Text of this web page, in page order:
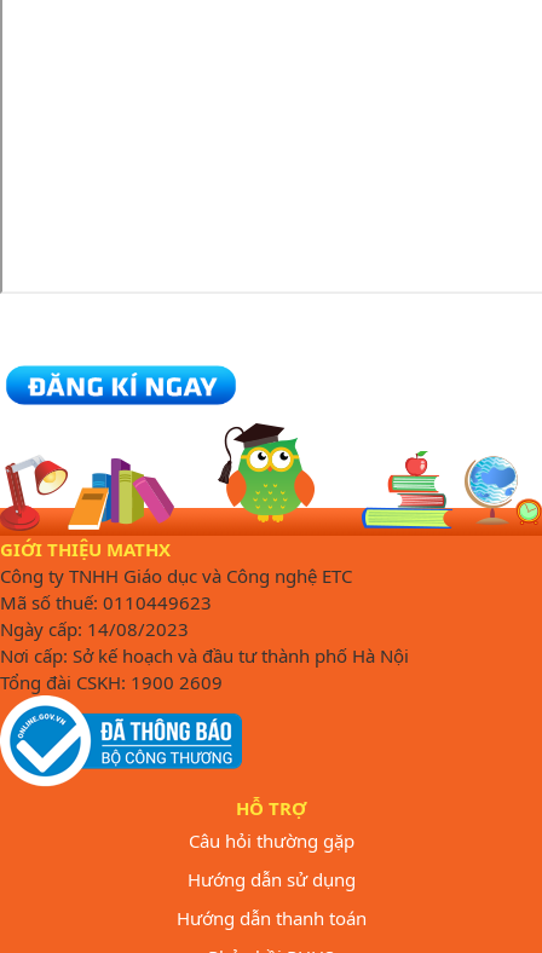
GIỚI THIỆU MATHX
Công ty TNHH Giáo dục và Công nghệ ETC
Mã số thuế: 0110449623
Ngày cấp: 14/08/2023
Nơi cấp: Sở kế hoạch và đầu tư thành phố Hà Nội
Tổng đài CSKH: 1900 2609
HỖ TRỢ
Câu hỏi thường gặp
Hướng dẫn sử dụng
Hướng dẫn thanh toán